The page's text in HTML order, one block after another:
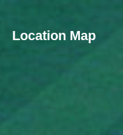
Location Map